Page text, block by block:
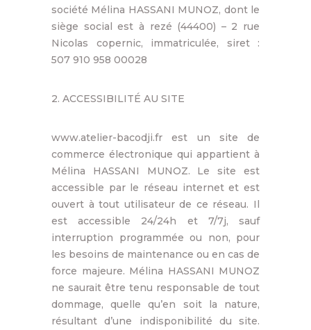
société Mélina HASSANI MUNOZ, dont le
siège social est à rezé (44400) – 2 rue
Nicolas copernic, immatriculée, siret :
507 910 958 00028
2. ACCESSIBILITÉ AU SITE
www.atelier-bacodji.fr est un site de
commerce électronique qui appartient à
Mélina HASSANI MUNOZ. Le site est
accessible par le réseau internet et est
ouvert à tout utilisateur de ce réseau. Il
est accessible 24/24h et 7/7j, sauf
interruption programmée ou non, pour
les besoins de maintenance ou en cas de
force majeure. Mélina HASSANI MUNOZ
ne saurait être tenu responsable de tout
dommage, quelle qu’en soit la nature,
résultant d’une indisponibilité du site.